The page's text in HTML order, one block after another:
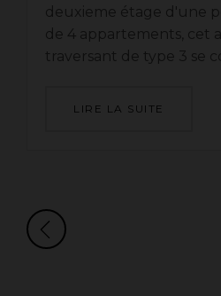
deuxieme étage d'une
de 4 appartements, cet
traversant de type 3 se
LIRE LA SUITE